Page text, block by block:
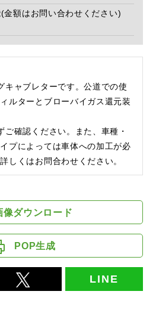
金額はお問い合わせください)
キャブレターです。公道での使
ルターとブローバイガス還元装
ご確認ください。また、車種・
プによっては車体への加工が必
しくはお問合わせください。
像ダウンロード
POP生成
LINE